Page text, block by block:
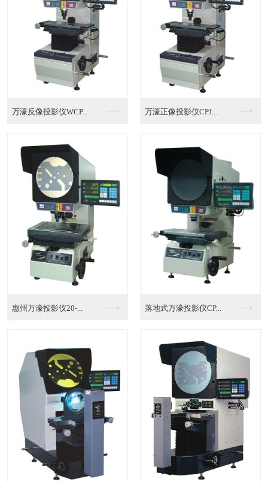
惠州全自动影像测量仪... 标准全自动影像测量仪...
全自动影像测量仪维修... 海南万濠全自动影像测...